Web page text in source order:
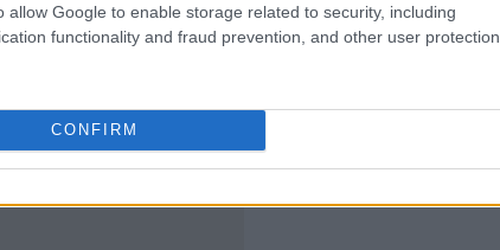
allow Google to enable storage related to security, including
functionality and fraud prevention, and other user protection.
CONFIRM